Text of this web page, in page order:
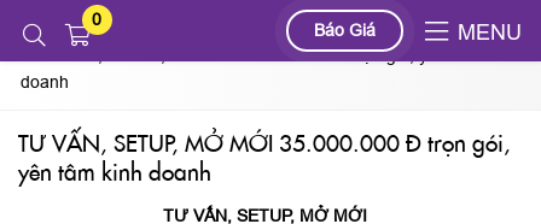
0
Báo Giá MENU
Tin tức
TƯ VẤN, SETUP, MỞ MỚI 35.000.000 Đ trọn gói, yên tâm kinh
doanh
TƯ VẤN, SETUP, MỞ MỚI 35.000.000 Đ trọn gói,
yên tâm kinh doanh
TƯ VẤN, SETUP, MỞ MỚI